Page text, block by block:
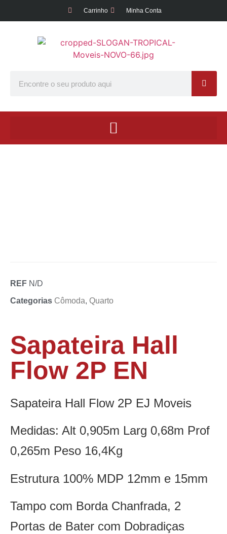
Carrinho Minha Conta
Sapateira Hall
Flow 2P EN
Sapateira Hall Flow 2P EJ Moveis
Medidas: Alt 0,905m Larg 0,68m Prof
0,265m Peso 16,4Kg
Estrutura 100% MDP 12mm e 15mm
Tampo com Borda Chanfrada, 2
Portas de Bater com Dobradiças
REF N/D
Categorias Cômoda, Quarto